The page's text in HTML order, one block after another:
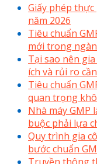
Giấy phép thực
năm 2026
Tiêu chuẩn
mới trong
Tại sao nên
ích và rủi ro
Tiêu chuẩn
quan trọng
Nhà máy GMP
buộc phải lựa
Quy trình gia
bước chuẩn
Truyền thông